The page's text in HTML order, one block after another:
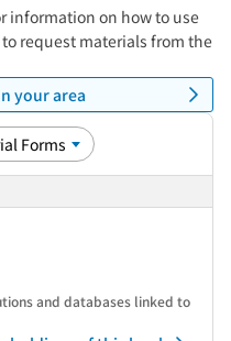
information on how to use
request materials from the
your area
and databases linked to